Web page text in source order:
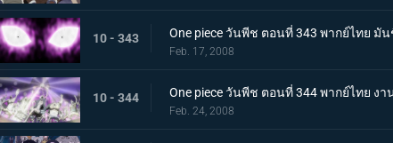
10 - 343 One piece วันพีช ตอนที่ 343 พากย์ไทย มั
Feb. 17, 2008
10 - 344 One piece วันพีช ตอนที่ 344 พากย์ไทย ง
Feb. 24, 2008